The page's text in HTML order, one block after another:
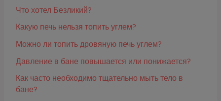
Что хотел Безликий?
Какую печь нельзя топить углем?
Можно ли топить дровяную печь углем?
Давление в бане повышается или понижается?
Как часто необходимо тщательно мыть тело в
бане?